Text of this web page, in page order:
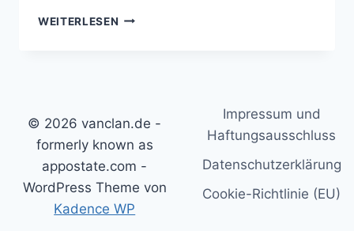
WEITERLESEN ABSOLUTER
© 2026 vanclan.de -
formerly known as
appostate.com -
WordPress Theme von
Kadence WP
Impressum und
Haftungsausschluss
Datenschutzerklärung
Cookie-Richtlinie (EU)